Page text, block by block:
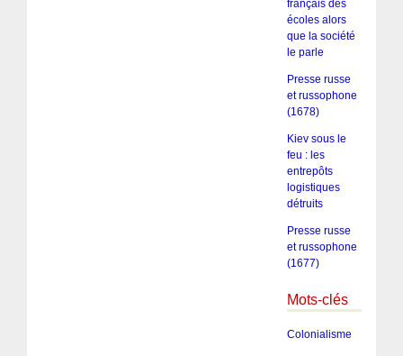
français des
écoles alors
que la société
le parle
Presse russe
et russophone
(1678)
Kiev sous le
feu : les
entrepôts
logistiques
détruits
Presse russe
et russophone
(1677)
Mots-clés
Colonialisme